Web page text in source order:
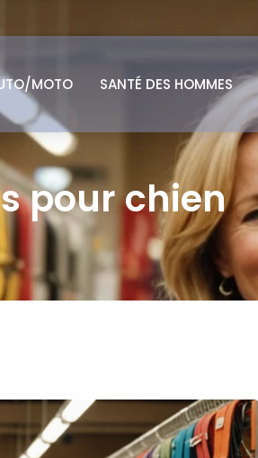
MOTO SANTÉ DES HOMMES
pour chien